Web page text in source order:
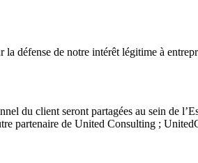
défense de notre intérêt légitime à
du client seront partagées au sein de
partenaire de United Consulting ;